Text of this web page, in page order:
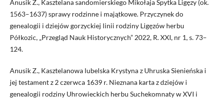
Anusik Z., Kasztelana sandomierskiego Mikołaja Spytka Ligęzy (ok.
1563–1637) sprawy rodzinne i majątkowe. Przyczynek do
genealogii i dziejów gorzyckiej linii rodziny Ligęzów herbu
Półkozic, „Przegląd Nauk Historycznych” 2022, R. XXI, nr 1, s. 73–
124.
Anusik Z., Kasztelanowa lubelska Krystyna z Uhruska Sienieńska i
jej testament z 2 czerwca 1639 r. Nieznana karta z dziejów i
genealogii rodziny Uhrowieckich herbu Suchekomnaty w XVI i